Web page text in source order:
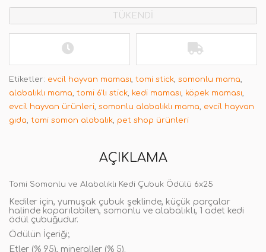
TÜKENDİ
Etiketler: evcil hayvan maması, tomi stick, somonlu mama,
alabalıklı mama, tomi 6'lı stick, kedi maması, köpek maması,
evcil hayvan ürünleri, somonlu alabalıklı mama, evcil hayvan
gıda, tomi somon alabalık, pet shop ürünleri
AÇIKLAMA
Tomi Somonlu ve Alabalıklı Kedi Çubuk Ödülü 6x25
Kediler için, yumuşak çubuk şeklinde, küçük parçalar
halinde koparılabilen, somonlu ve alabalıklı, 1 adet kedi
ödül çubuğudur.
Ödülün İçeriği;
Etler (% 95), mineraller (% 5).